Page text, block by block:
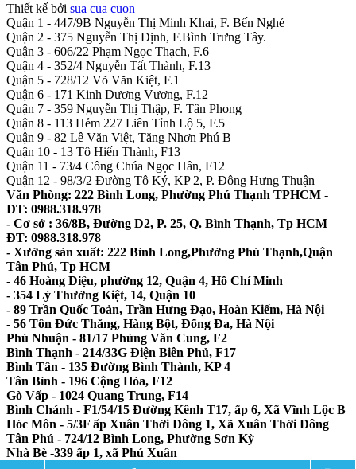
Thiết kế bởi sua cua cuon
Quận 1 - 447/9B Nguyễn Thị Minh Khai, F. Bến Nghé
Quận 2 - 375 Nguyễn Thị Định, F.Bình Trưng Tây.
Quận 3 - 606/22 Phạm Ngọc Thạch, F.6
Quận 4 - 352/4 Nguyễn Tất Thành, F.13
Quận 5 - 728/12 Võ Văn Kiệt, F.1
Quận 6 - 171 Kinh Dương Vương, F.12
Quận 7 - 359 Nguyễn Thị Thập, F. Tân Phong
Quận 8 - 113 Hẻm 227 Liên Tỉnh Lộ 5, F.5
Quận 9 - 82 Lê Văn Việt, Tăng Nhơn Phú B
Quận 10 - 13 Tô Hiến Thành, F13
Quận 11 - 73/4 Công Chúa Ngọc Hân, F12
Quận 12 - 98/3/2 Đường Tô Ký, KP 2, P. Đông Hưng Thuận
Văn Phòng: 222 Bình Long, Phường Phú Thạnh TPHCM -
ĐT: 0988.318.978
- Cơ sở : 36/8B, Đường D2, P. 25, Q. Bình Thạnh, Tp HCM
ĐT: 0988.318.978
- Xưởng sản xuất: 222 Bình Long,Phường Phú Thạnh,Quận
Tân Phú, Tp HCM
- 46 Hoàng Diệu, phường 12, Quận 4, Hồ Chí Minh
- 354 Lý Thường Kiệt, 14, Quận 10
- 89 Trần Quốc Toản, Trần Hưng Đạo, Hoàn Kiếm, Hà Nội
- 56 Tôn Đức Thắng, Hàng Bột, Đống Đa, Hà Nội
Phú Nhuận - 81/17 Phùng Văn Cung, F2
Bình Thạnh - 214/33G Điện Biên Phủ, F17
Bình Tân - 135 Đường Bình Thành, KP 4
Tân Bình - 196 Cộng Hòa, F12
Gò Vấp - 1024 Quang Trung, F14
Bình Chánh - F1/54/15 Đường Kênh T17, ấp 6, Xã Vĩnh Lộc B
Hóc Môn - 5/3F ấp Xuân Thới Đông 1, Xã Xuân Thới Đông
Tân Phú - 724/12 Bình Long, Phường Sơn Kỳ
Nhà Bè -339 ấp 1, xã Phú Xuân